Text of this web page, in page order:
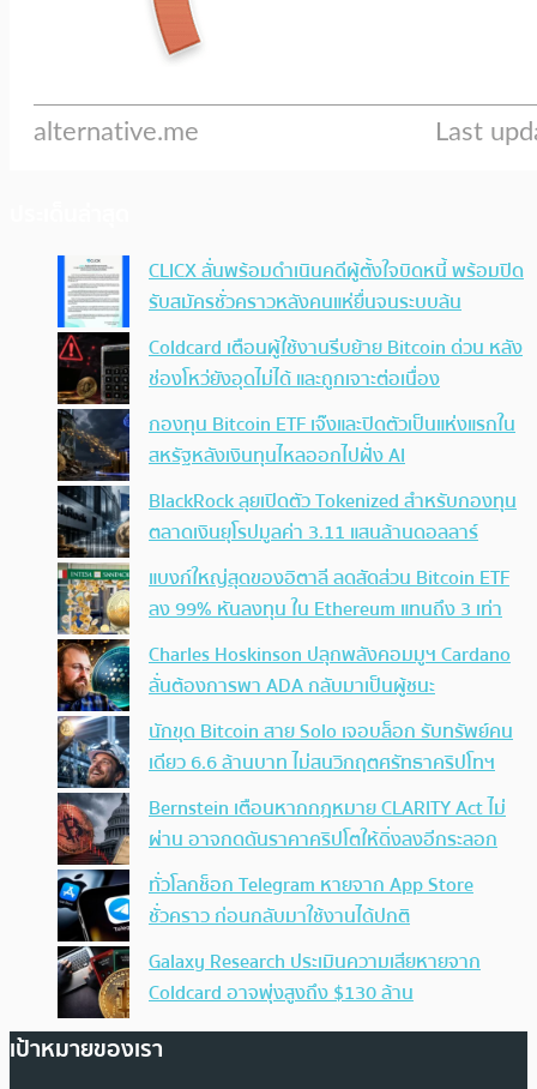
CLICX ลั่นพร้อมดำเนินคดีผู้ตั้งใจบิดหนี้ พร้อมปิด
รับสมัครชั่วคราวหลังคนแห่ยื่นจนระบบล้น
Coldcard เตือนผู้ใช้งานรีบย้าย Bitcoin ด่วน หลัง
ช่องโหว่ยังอุดไม่ได้ และถูกเจาะต่อเนื่อง
กองทุน Bitcoin ETF เจ๊งและปิดตัวเป็นแห่งแรกใน
สหรัฐหลังเงินทุนไหลออกไปฝั่ง AI
BlackRock ลุยเปิดตัว Tokenized สำหรับกองทุน
ตลาดเงินยุโรปมูลค่า 3.11 แสนล้านดอลลาร์
แบงก์ใหญ่สุดของอิตาลี ลดสัดส่วน Bitcoin ETF
ลง 99% หันลงทุน ใน Ethereum แทนถึง 3 เท่า
Charles Hoskinson ปลุกพลังคอมมูฯ Cardano
ลั่นต้องการพา ADA กลับมาเป็นผู้ชนะ
นักขุด Bitcoin สาย Solo เจอบล็อก รับทรัพย์คน
เดียว 6.6 ล้านบาท ไม่สนวิกฤตศรัทธาคริปโทฯ
Bernstein เตือนหากกฎหมาย CLARITY Act ไม่
ผ่าน อาจกดดันราคาคริปโตให้ดิ่งลงอีกระลอก
ทั่วโลกช็อก Telegram หายจาก App Store
ชั่วคราว ก่อนกลับมาใช้งานได้ปกติ
Galaxy Research ประเมินความเสียหายจาก
Coldcard อาจพุ่งสูงถึง $130 ล้าน
เป้าหมายของเรา